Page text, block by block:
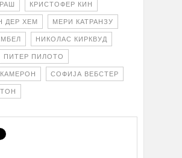
КРИСТОФЕР КИН
ДЕР ХЕМ МЕРИ КАТРАНЗУ
НИКОЛАС КИРКВУД
ПИТЕР ПИЛОТО
СОФИЈА ВЕБСТЕР